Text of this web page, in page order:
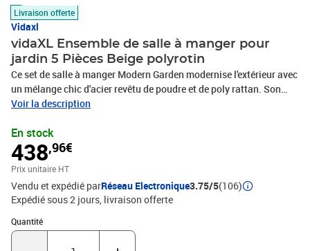
Livraison offerte
Vidaxl
vidaXL Ensemble de salle à manger pour
jardin 5 Pièces Beige polyrotin
Ce set de salle à manger Modern Garden modernise l'extérieur avec
un mélange chic d'acier revêtu de poudre et de poly rattan. Son
style minimaliste est parfait pour les repas en plein air. Avec ses
des moments en famille ou entre amis, que ce soit sous le soleil ou
dans un coin tranquille du jardin. Ce set ajoute une grande touche
moderne à ton espace extérieur, combinant fonctionnalité et
ambiance, transformant chaque repas à l'extérieur en fête.
Construction moderne : Fabriqué soigneusement avec de l'acier
revêtu de poudre et du poly rattan, garantissant solidité et style.
Cette combinaison fait que le set résiste à tout temps, promettant
durabilité et une belle apparence pour tes repas en
Voir la description
En stock
438,96€
Prix unitaire HT
Vendu et expédié parRéseau Electronique3.75/5(106)
Expédié sous 2 jours livraison offerte
Quantité
Quantité : 1